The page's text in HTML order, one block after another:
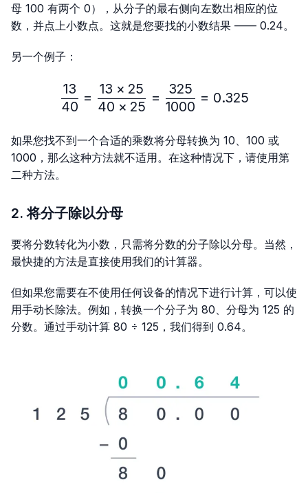
母 100 有两个 0），从分子的最右侧向左数出相应的位
数，并点上小数点。这就是您要找的小数结果 —— 0.24。
另一个例子：
\frac{13}{40}=\frac{13
40
13
=
40 × 25
13 × 25
=
1000
325
= 0.325
如果您找不到一个合适的乘数将分母转换为 10、100 或
1000，那么这种方法就不适用。在这种情况下，请使用第
二种方法。
2. 将分子除以分母
要将分数转化为小数，只需将分数的分子除以分母。当然，
最快捷的方法是直接使用我们的计算器。
但如果您需要在不使用任何设备的情况下进行计算，可以使
用手动长除法。例如，转换一个分子为 80、分母为 125 的
分数。通过手动计算 80 ÷ 125，我们得到 0.64。